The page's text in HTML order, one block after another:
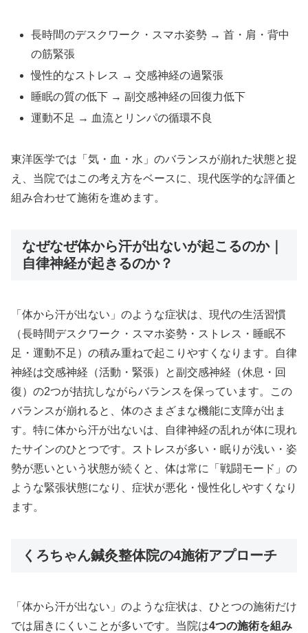
長時間のデスクワーク・スマホ姿勢 → 首・肩・背中
の筋緊張
慢性的なストレス → 交感神経の過緊張
睡眠の質の低下 → 副交感神経の回復力低下
運動不足 → 血流とリンパの循環不良
東洋医学では「気・血・水」のバランスが崩れた状態と捉
え、当院ではこの考え方をベースに、現代医学的な評価と
組み合わせて施術を進めます。
なぜなぜ体から汗が出ないが起こるのか｜
自律神経が起きるのか？
「体から汗が出ない」のような症状は、現代の生活習慣
（長時間デスクワーク・スマホ姿勢・ストレス・睡眠不
足・運動不足）の積み重ねで起こりやすくなります。自律
神経は交感神経（活動・緊張）と副交感神経（休息・回
復）の2つが拮抗しながらバランスを保っています。この
バランスが崩れると、体のさまざまな機能に支障が出ま
す。特に体から汗が出ないは、自律神経の乱れが体に現れ
たサインのひとつです。ストレスが多い・眠りが浅い・姿
勢が悪いという状態が続くと、体は常に「戦闘モード」の
ような緊張状態になり、症状が悪化・慢性化しやすくなり
ます。
くろちゃん鍼灸整体院の4施術アプローチ
「体から汗が出ない」のような症状は、ひとつの施術だけ
では届きにくいことが多いです。当院は4つの施術を組み